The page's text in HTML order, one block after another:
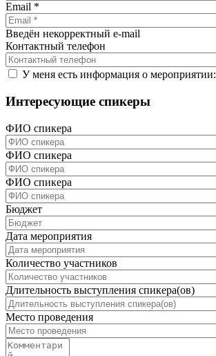
Email *
Введён некорректный e-mail
Контактный телефон
У меня есть информация о мероприятии:
Интересующие спикеры
ФИО спикера
ФИО спикера
ФИО спикера
Бюджет
Дата мероприятия
Количество участников
Длительность выступления спикера(ов)
Место проведения